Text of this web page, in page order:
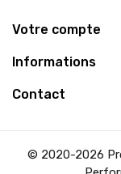
Votre compte
Informations
Contact
© 2020-2026